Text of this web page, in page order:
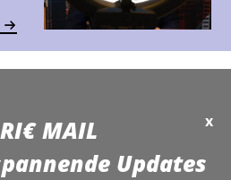
x
MAIL
Updates